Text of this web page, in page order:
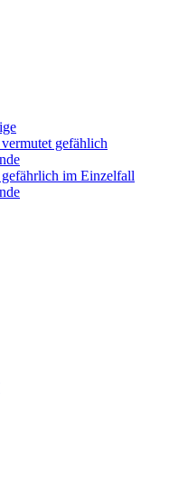
gefählich
im Einzelfall